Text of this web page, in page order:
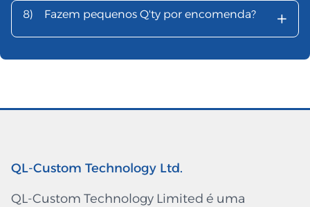
8) Fazem pequenos Q'ty por encomenda? +
QL-Custom Technology Ltd.
QL-Custom Technology Limited é uma